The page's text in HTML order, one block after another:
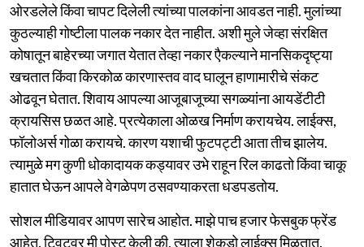
ओरडलेले किंवा चापट दिलेली त्यांच्या पालकांना आवडत नाही. मुलांच्या
कुठल्याही गोष्टीला पालक नकार देत नाहीत. अशी मुले जेव्हा संरक्षित
कोषातून बाहेरच्या जगात येतात तेव्हा नकार एैकल्याने मानसिकदृष्ट्या
खचतात किंवा किरकोळ कारणास्तव वाद घालून हाणामारीचे संकट
ओढवून घेतात. शिवाय आपल्या आजूबाजूच्या सगळ्यांना आयडेंटीटी
क्रायसिस छळत आहे. प्रत्येकाला ओळख निर्माण करायचेय. लाईक्स,
फॉलोअर्स गोळा करायचे. कारण यशाची फुटपट्टी आता तीच झालेय.
त्यामुळे मग कुणी धोकादायक कड्यावर उभे राहून रिल काढतो किंवा चाकू
हातात घेऊन आपले वेगळेपण ठसवण्याकरता धडपडतोय.
सोशल मीडियावर आपण सारेच आहोत. माझे पाच हजार फेसबुक फ्रेंड
आहेत. ट्विटवर मी पोस्ट केली की, त्याला शेकडो लाईक्स मिळतात.